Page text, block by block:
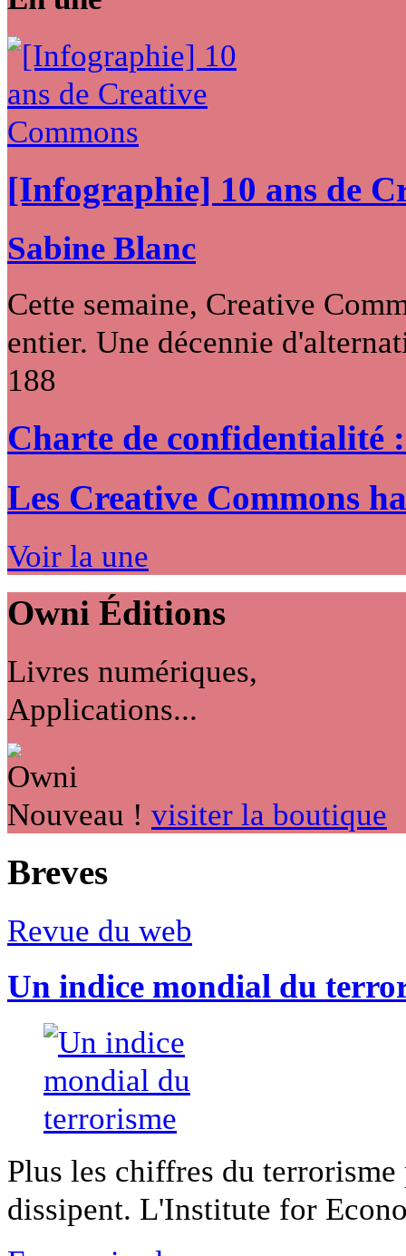
[Infographie] 10 ans de
Sabine Blanc
Cette semaine, Creative
entier. Une décennie
188
Charte de confidentialité
Les Creative Commons
Voir la une
Owni Éditions
Livres numériques,
Applications...
Nouveau ! visiter la boutique
Breves
Revue du web
Un indice mondial du
Plus les chiffres du
dissipent. L'Institute for